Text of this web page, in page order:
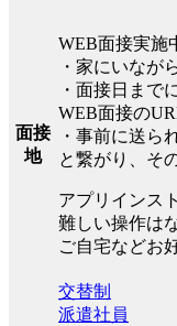
面接
地
WEB面接実施
・家にいなが
・面接日まで
WEB面接の
・事前に送ら
と繋がり、そ
アプリインス
難しい操作は
ご自宅などお
交替制
派遣社員